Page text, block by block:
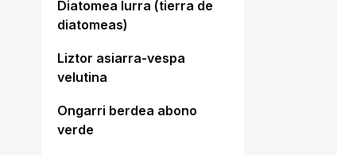
Diatomea lurra (tierra de
diatomeas)
Liztor asiarra-vespa
velutina
Ongarri berdea abono
verde